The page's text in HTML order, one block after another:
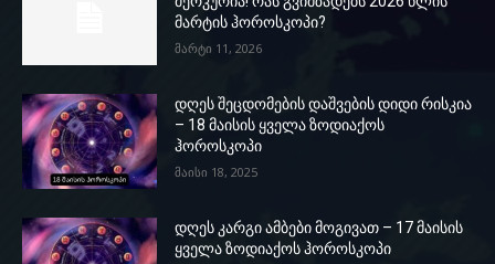
მარტის ჰოროსკოპი?
მარტი 11, 2026
დღეს შეცდომების დაშვების დიდი რისკია
– 18 მაისის ყველა ზოდიაქოს
ჰოროსკოპი
მაისი 18, 2025
დღეს კარგი ამბები მოგივათ – 17 მაისის
ყველა ზოდიაქოს ჰოროსკოპი